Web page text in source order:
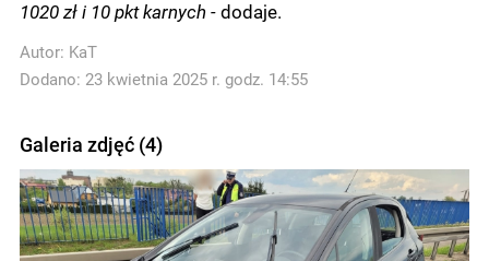
1020 zł i 10 pkt karnych -dodaje.
Autor: KaT
Dodano: 23 kwietnia 2025 r. godz. 14:55
Galeria zdjęć (4)